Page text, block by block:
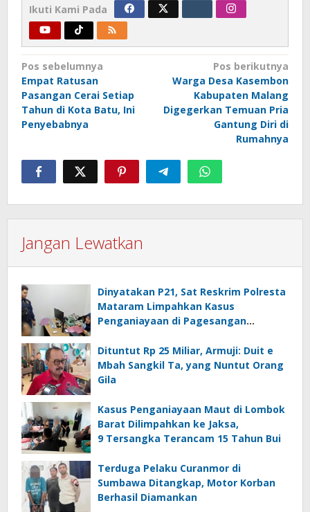
Ikuti Kami Pada
Navigasi
pos
Pos sebelumnya
Empat Ratusan
Pasangan Cerai Setiap
Tahun di Kota Batu, Ini
Penyebabnya
Pos berikutnya
Warga Desa Kasembon
Kabupaten Malang
Digegerkan Temuan Pria
Gantung Diri di
Rumahnya
Jangan Lewatkan
Dinyatakan P21, Sat Reskrim Polresta
Mataram Limpahkan Kasus
Penganiayaan di Pagesangan
Dituntut Rp 25 Miliar, Armuji: Duit e
Mbah Sangkil Ta, yang Nuntut Orang
Gila
Kasus Penganiayaan Maut di Lombok
Barat Dilimpahkan ke Jaksa,
9 Tersangka Terancam 15 Tahun Bui
Terduga Pelaku Curanmor di
Sumbawa Ditangkap, Motor Korban
Berhasil Diamankan